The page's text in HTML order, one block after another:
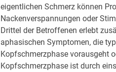
eigentlichen Schmerz können
Nackenverspannungen oder
Drittel der Betroffenen erlebt
aphasischen Symptomen, die
Kopfschmerzphase vorausgeht
Kopfschmerzphase ist durch